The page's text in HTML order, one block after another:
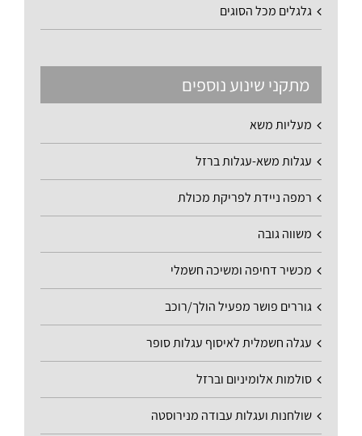
גלגלים מכל הסוגים
מתקני שינוע נוספים
מעליות משא
עגלות משא-עגלות ברזל
רמפה ניידת לפריקת מכולת
משווה גובה
מכשיר דחיפה ומשיכה חשמלי
גוררים פושר מפעיל הולך/רוכב
עגלה חשמלית לאיסוף עגלות סופר
סולמות אלומיניום וברזל
שולחנות ועגלות עבודה מנירוסטה